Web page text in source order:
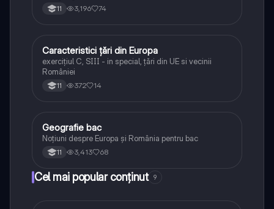
11 3,196 74
Geografie
Caracteristici țări din Europa
exercițiul C, SIII - in special, țări din UE si vecinii
României
11 372 14
Geografie
Geografie bac
Noțiuni despre Europa și România pentru bac
11 3,413 68
Cel mai popular conținut 9